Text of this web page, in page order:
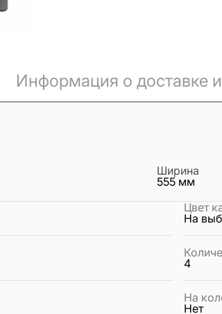
Информация о доставке
Ширина
555 мм
Цвет
На
4
На
Нет